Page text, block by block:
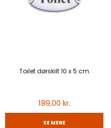
Toilet dørskilt 10 x 5 cm
189,00 kr.
SE MERE